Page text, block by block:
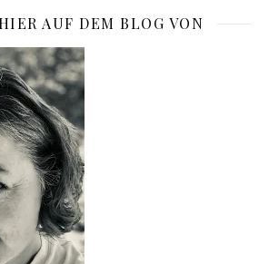
AUF DEM BLOG VON